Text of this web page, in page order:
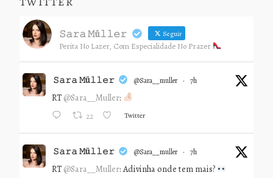
𝚂𝚊𝚛𝚊 𝙼ü𝚕𝚕𝚎𝚛 Seguir
Perita No Lazer, Com Especialidade No Prazer
𝚂𝚊𝚛𝚊 𝙼ü𝚕𝚕𝚎𝚛 @sara__muller · 7h
RT @Sara__Muller:
22 Twitter
𝚂𝚊𝚛𝚊 𝙼ü𝚕𝚕𝚎𝚛 @sara__muller · 7h
RT @Sara__Muller: Adivinha onde tem mais?